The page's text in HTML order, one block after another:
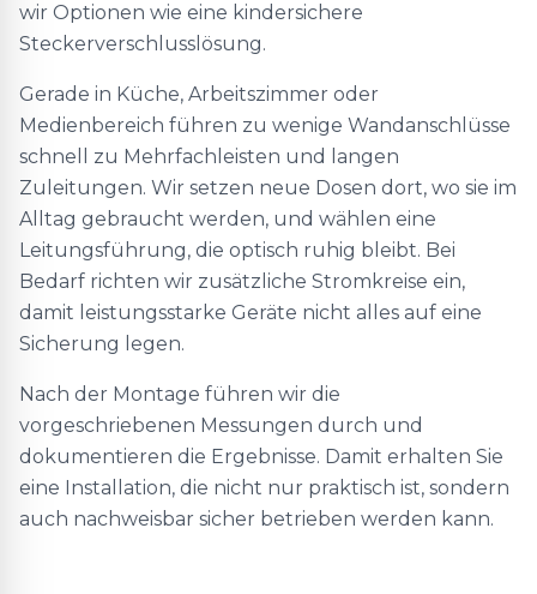
wir Optionen wie eine kindersichere
Steckerverschlusslösung.
Gerade in Küche, Arbeitszimmer oder
Medienbereich führen zu wenige Wandanschlüsse
schnell zu Mehrfachleisten und langen
Zuleitungen. Wir setzen neue Dosen dort, wo sie im
Alltag gebraucht werden, und wählen eine
Leitungsführung, die optisch ruhig bleibt. Bei
Bedarf richten wir zusätzliche Stromkreise ein,
damit leistungsstarke Geräte nicht alles auf eine
Sicherung legen.
Nach der Montage führen wir die
vorgeschriebenen Messungen durch und
dokumentieren die Ergebnisse. Damit erhalten Sie
eine Installation, die nicht nur praktisch ist, sondern
auch nachweisbar sicher betrieben werden kann.